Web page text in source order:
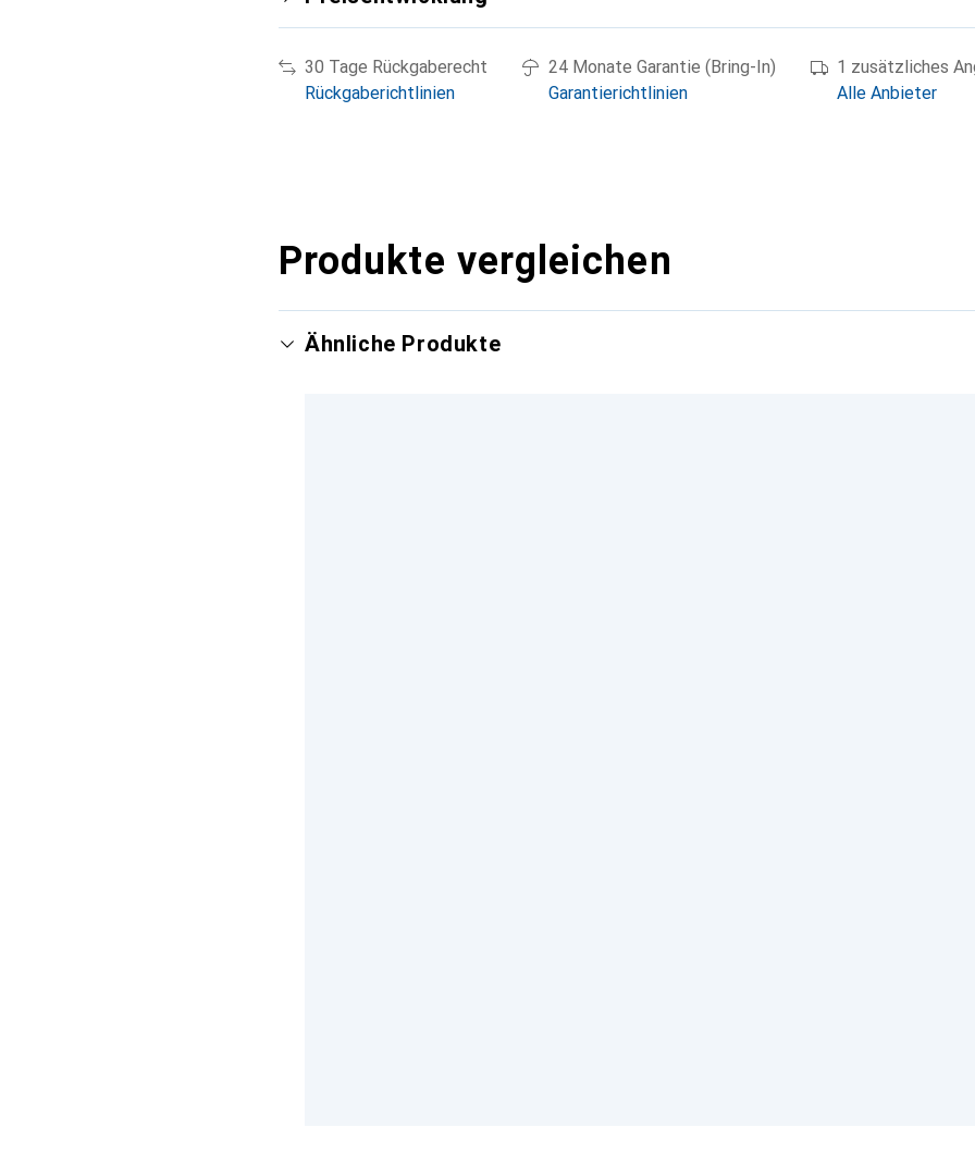
30 Tage Rückgaberecht
Rückgaberichtlinien
24 Monate Garantie (Bring-In)
Garantierichtlinien
1 zusätzliches
Alle Anbieter
Produkte vergleichen
Ähnliche Produkte